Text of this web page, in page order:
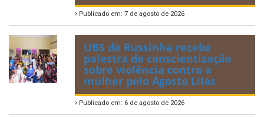
Publicado em: 7 de agosto de 2026
UBS de Russinha recebe
palestra de conscientização
sobre violência contra a
mulher pelo Agosto Lilás
Publicado em: 6 de agosto de 2026